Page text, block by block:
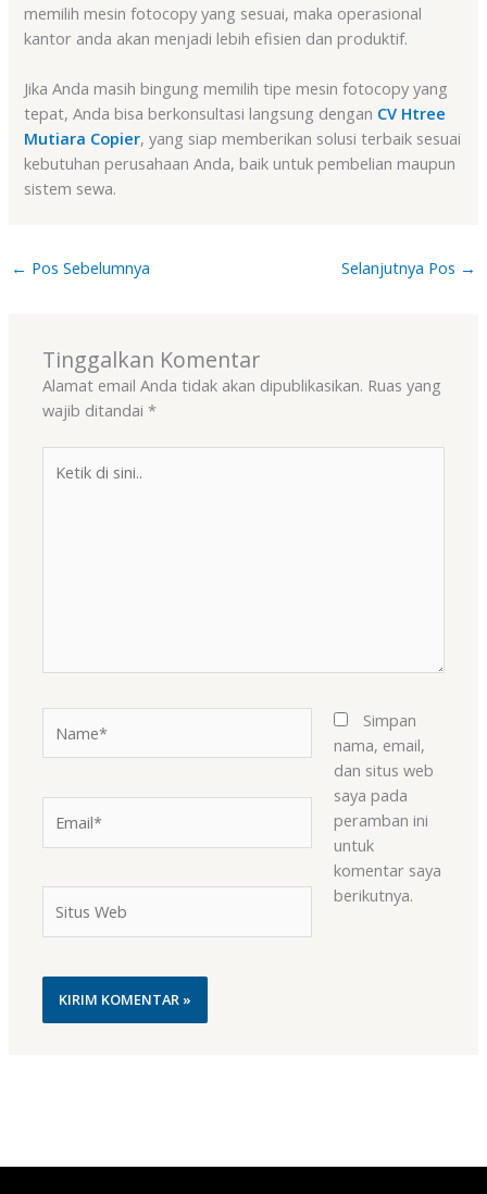
memilih mesin fotocopy yang sesuai, maka operasional
kantor anda akan menjadi lebih efisien dan produktif.
Jika Anda masih bingung memilih tipe mesin fotocopy yang
tepat, Anda bisa berkonsultasi langsung dengan CV Htree
Mutiara Copier, yang siap memberikan solusi terbaik sesuai
kebutuhan perusahaan Anda, baik untuk pembelian maupun
sistem sewa.
← Pos Sebelumnya Selanjutnya Pos →
Tinggalkan Komentar
Alamat email Anda tidak akan dipublikasikan. Ruas yang
wajib ditandai*
Web
Simpan
nama, email,
dan situs web
saya pada
peramban ini
untuk
komentar saya
berikutnya.